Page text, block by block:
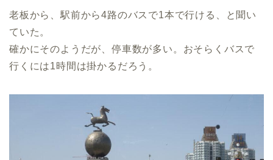
老板から、駅前から4路のバスで1本で行ける、と聞い
ていた。
確かにそのようだが、停車数が多い。おそらくバスで
行くには1時間は掛かるだろう。